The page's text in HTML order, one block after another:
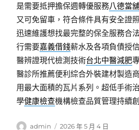
是需要抵押擔保週轉優服務八德當
又可免留車，符合條件具有安全證
迅速維護想找最完整的保全服務合
行需要嘉義借錢薪水及各項負債授
醫辨證現代檢測技術台北中醫減肥
醫診所推薦便利綜合外裝建材製造
用最大面積的瓦片系列。超低手術
學健康檢查機構檢查品質管理持續
作
admin
發
2026 年 5 月 4 日